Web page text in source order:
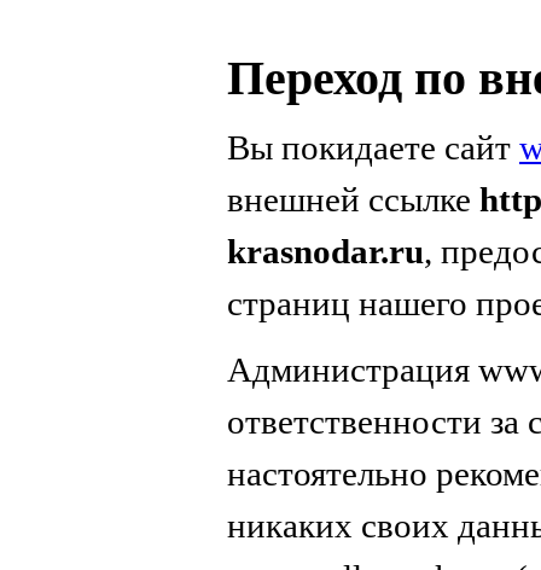
Переход по
Вы покидаете сайт
внешней ссылке
krasnodar.ru,
страниц нашего
Администрация
ответственности
настоятельно
никаких своих